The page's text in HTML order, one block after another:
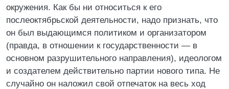
окружения. Как бы ни относиться к его
послеоктябрьской деятельности, надо признать, что
он был выдающимся политиком и организатором
(правда, в отношении к государственности — в
основном разрушительного направления), идеологом
и создателем действительно партии нового типа. Не
случайно он наложил свой отпечаток на весь ход